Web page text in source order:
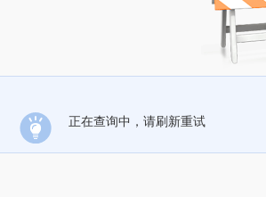
正在查询中，请刷新重试